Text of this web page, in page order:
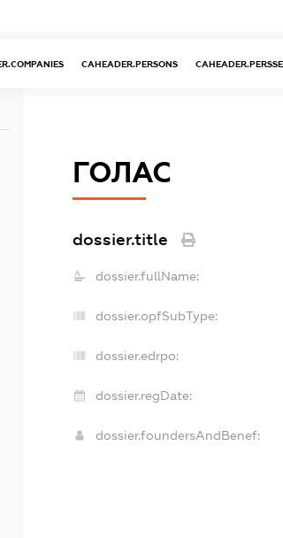
CAHEADER.PERSONS
ГОЛАС
dossier.title
dossier.fullName:
dossier.opfSubType:
dossier.edrpo:
dossier.regDate:
dossier.foundersAndBenef: